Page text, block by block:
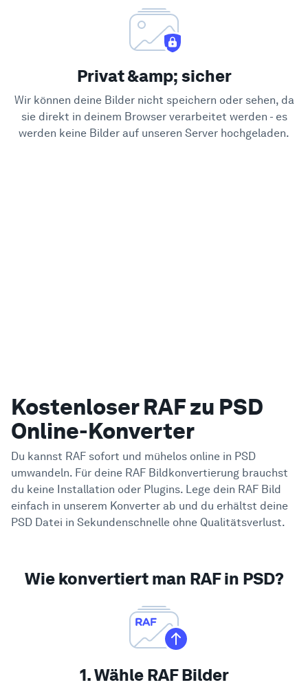
Privat &amp; sicher
Wir können deine Bilder nicht speichern oder sehen, da
sie direkt in deinem Browser verarbeitet werden - es
werden keine Bilder auf unseren Server hochgeladen.
Kostenloser RAF zu PSD
Online-Konverter
Du kannst RAF sofort und mühelos online in PSD
umwandeln. Für deine RAF Bildkonvertierung brauchst
du keine Installation oder Plugins. Lege dein RAF Bild
einfach in unserem Konverter ab und du erhältst deine
PSD Datei in Sekundenschnelle ohne Qualitätsverlust.
Wie konvertiert man RAF in PSD?
1. Wähle RAF Bilder